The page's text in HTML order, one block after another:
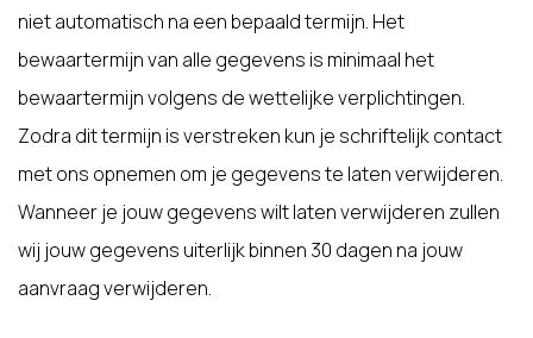
niet automatisch na een bepaald termijn. Het
bewaartermijn van alle gegevens is minimaal het
bewaartermijn volgens de wettelijke verplichtingen.
Zodra dit termijn is verstreken kun je schriftelijk contact
met ons opnemen om je gegevens te laten verwijderen.
Wanneer je jouw gegevens wilt laten verwijderen zullen
wij jouw gegevens uiterlijk binnen 30 dagen na jouw
aanvraag verwijderen.